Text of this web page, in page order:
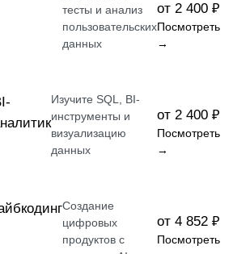
тесты и анализ
пользовательских
данных
от 2 400 ₽
Посмотреть
→
Изучите SQL, BI-
инструменты и
визуализацию
данных
от 2 400 ₽
Посмотреть
→
Создание
цифровых
продуктов с
от 4 852 ₽
Посмотреть